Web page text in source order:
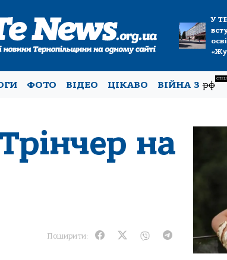
У
ФОТО ВІДЕО ЦІКАВО ВІЙНА Зрф
на
Поширити: